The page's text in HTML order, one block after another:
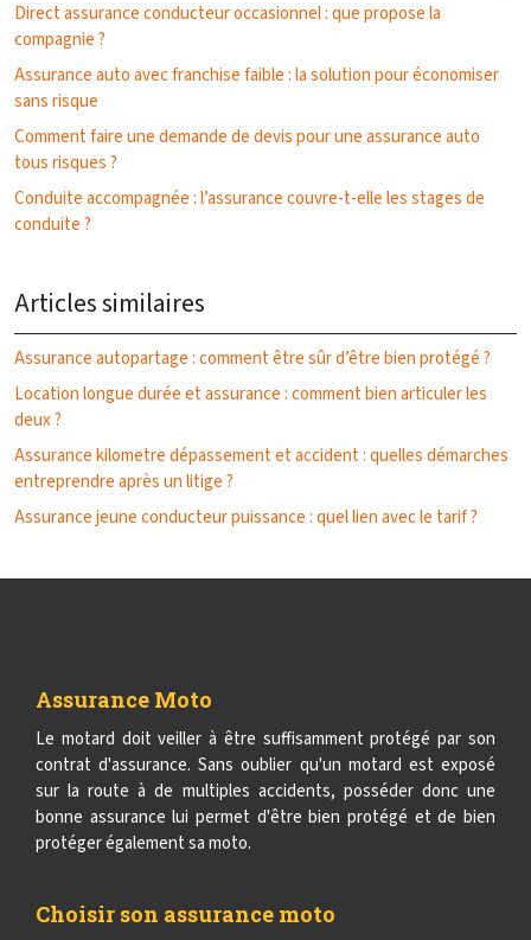
Direct assurance conducteur occasionnel : que propose la
compagnie ?
Assurance auto avec franchise faible : la solution pour économiser
sans risque
Comment faire une demande de devis pour une assurance auto
tous risques ?
Conduite accompagnée : l’assurance couvre-t-elle les stages de
conduite ?
Articles similaires
Assurance autopartage : comment être sûr d’être bien protégé ?
Location longue durée et assurance : comment bien articuler les
deux ?
Assurance kilometre dépassement et accident : quelles démarches
entreprendre après un litige ?
Assurance jeune conducteur puissance : quel lien avec le tarif ?
Assurance Moto
Le motard doit veiller à être suffisamment protégé par son
contrat d'assurance. Sans oublier qu'un motard est exposé
sur la route à de multiples accidents, posséder donc une
bonne assurance lui permet d'être bien protégé et de bien
protéger également sa moto.
Choisir son assurance moto